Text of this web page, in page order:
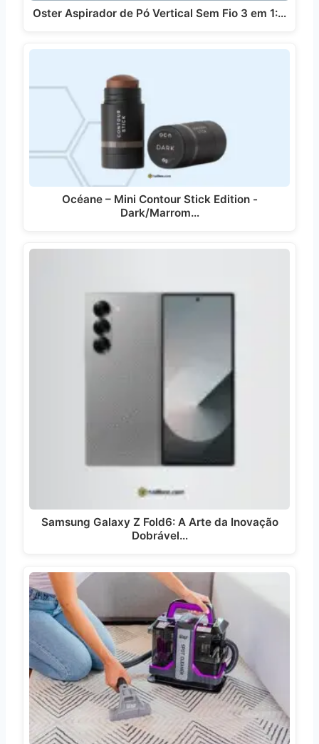
Oster Aspirador de Pó Vertical Sem Fio 3 em 1:…
Océane – Mini Contour Stick Edition -
Dark/Marrom…
Samsung Galaxy Z Fold6: A Arte da Inovação
Dobrável…